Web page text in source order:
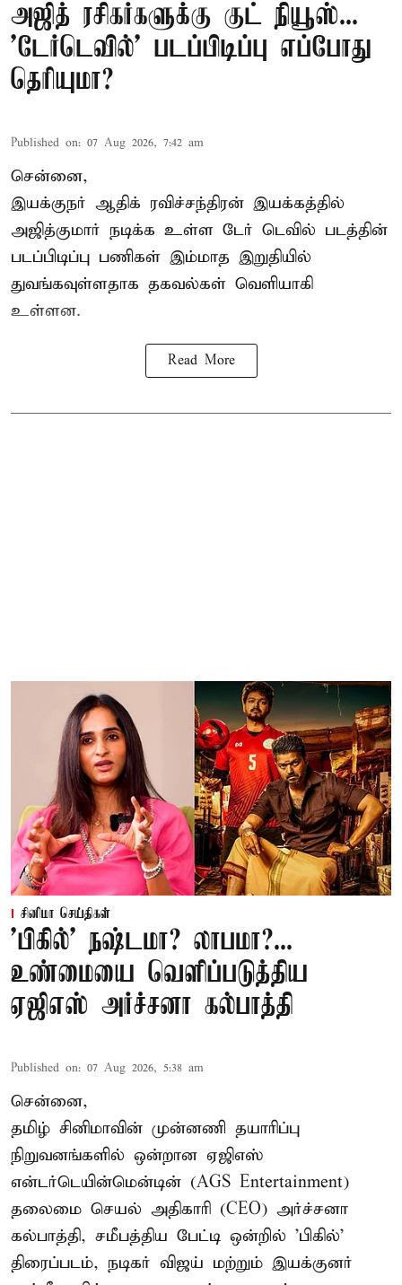
அஜித் ரசிகர்களுக்கு குட் நியூஸ்...
'டேர்டெவில்' படப்பிடிப்பு எப்போது
தெரியுமா?
Published on: 07 Aug 2026, 7:42 am
சென்னை,
இயக்குநர் ஆதிக் ரவிச்சந்திரன் இயக்கத்தில்
அஜித்குமார் நடிக்க உள்ள டேர் டெவில் படத்தின்
படப்பிடிப்பு பணிகள் இம்மாத இறுதியில்
துவங்கவுள்ளதாக தகவல்கள் வெளியாகி
உள்ளன.
Read More
சினிமா செய்திகள்
'பிகில்' நஷ்டமா? லாபமா?...
உண்மையை வெளிப்படுத்திய
ஏஜிஎஸ் அர்ச்சனா கல்பாத்தி
Published on: 07 Aug 2026, 5:38 am
சென்னை,
தமிழ் சினிமாவின் முன்னணி தயாரிப்பு
நிறுவனங்களில் ஒன்றான ஏஜிஎஸ்
என்டர்டெயின்மென்டின் (AGS Entertainment)
தலைமை செயல் அதிகாரி (CEO) அர்ச்சனா
கல்பாத்தி, சமீபத்திய பேட்டி ஒன்றில் 'பிகில்'
திரைப்படம், நடிகர் விஜய் மற்றும் இயக்குனர்